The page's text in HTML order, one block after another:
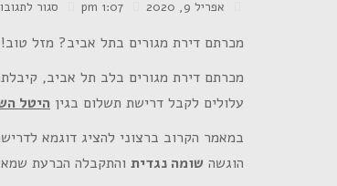
אפריל 9, 2020 סגור
מכרתם דירת מגורים בתל אביב? מזל
מכרתם דירת מגורים בלב תל אביב,
עלולים לקבל דרישת תשלום בגין היטל
במאמר הקרוב ברצוני להציג דוגמא
הוגשה שומה נגדית והתקבלה הכרעת